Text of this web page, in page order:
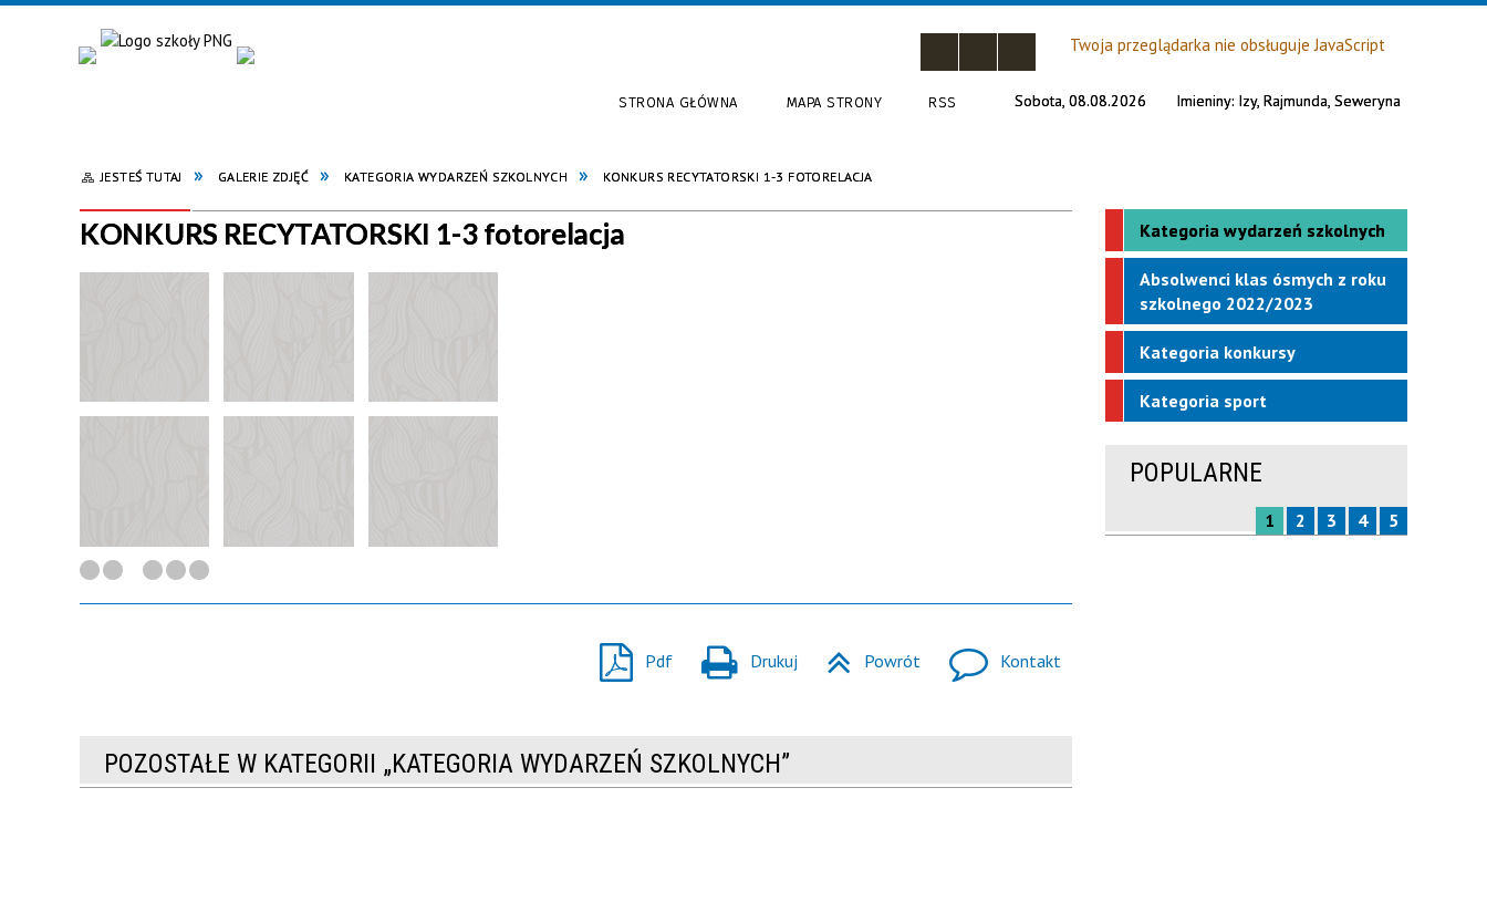
Twoja przeglądarka nie obsługuje JavaScript
STRONA GŁÓWNA MAPA STRONY RSS Sobota, 08.08.2026 Imieniny: Izy, Rajmunda, Seweryna
JESTEŚ TUTAJ GALERIE ZDJĘĆ KATEGORIA WYDARZEŃ SZKOLNYCH KONKURS RECYTATORSKI 1-3 FOTORELACJA
KONKURS RECYTATORSKI 1-3 fotorelacja
Pdf Drukuj Powrót Kontakt
POZOSTAŁE W KATEGORII „KATEGORIA WYDARZEŃ SZKOLNYCH”
Kategoria wydarzeń szkolnych
Absolwenci klas ósmych z roku
szkolnego 2022/2023
Kategoria konkursy
Kategoria sport
POPULARNE
1 2 3 4 5